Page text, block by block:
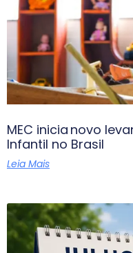
MEC inicia novo
Infantil no Brasil
Leia Mais